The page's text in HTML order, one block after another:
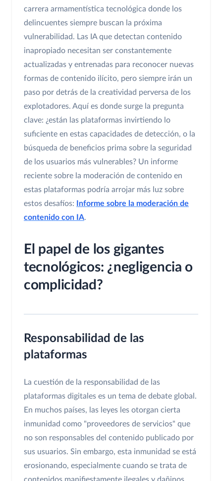
carrera armamentística tecnológica donde los
delincuentes siempre buscan la próxima
vulnerabilidad. Las IA que detectan contenido
inapropiado necesitan ser constantemente
actualizadas y entrenadas para reconocer nuevas
formas de contenido ilícito, pero siempre irán un
paso por detrás de la creatividad perversa de los
explotadores. Aquí es donde surge la pregunta
clave: ¿están las plataformas invirtiendo lo
suficiente en estas capacidades de detección, o la
búsqueda de beneficios prima sobre la seguridad
de los usuarios más vulnerables? Un informe
reciente sobre la moderación de contenido en
estas plataformas podría arrojar más luz sobre
estos desafíos:
Informe sobre la moderación de
contenido con IA.
El papel de los gigantes
tecnológicos: ¿negligencia o
complicidad?
Responsabilidad de las
plataformas
La cuestión de la responsabilidad de las
plataformas digitales es un tema de debate global.
En muchos países, las leyes les otorgan cierta
inmunidad como "proveedores de servicios" que
no son responsables del contenido publicado por
sus usuarios. Sin embargo, esta inmunidad se está
erosionando, especialmente cuando se trata de